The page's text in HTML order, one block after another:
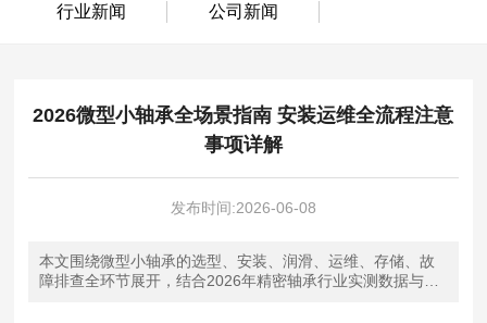
行业新闻 公司新闻
2026微型小轴承全场景指南 安装运维全流程注意
事项详解
发布时间:2026-06-08
本文围绕微型小轴承的选型、安装、润滑、运维、存储、故
障排查全环节展开，结合2026年精密轴承行业实测数据与铭